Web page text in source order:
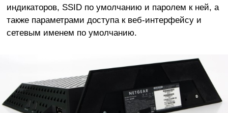
индикаторов, SSID по умолчанию и паролем к ней, а
также параметрами доступа к веб-интерфейсу и
сетевым именем по умолчанию.